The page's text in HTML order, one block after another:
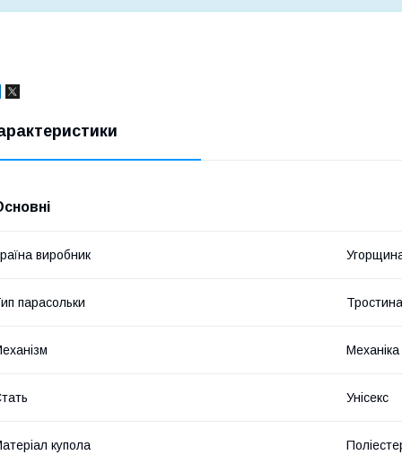
виробник
парасольки Тростина
Механіка
Унісекс
купола